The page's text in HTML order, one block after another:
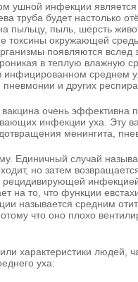
ушной инфекции
труба будет настолько
пыльцу, пыль, шерсть
токсины окружающей
появляются вслед
в теплую влажную
среднем
пневмонии и других
очень эффективна
инфекции уха. Эту
менингита,
Единичный случай
но затем
рецидивирующей
на то, что функции
называется средним
что оно плохо
характеристики людей,
уха: